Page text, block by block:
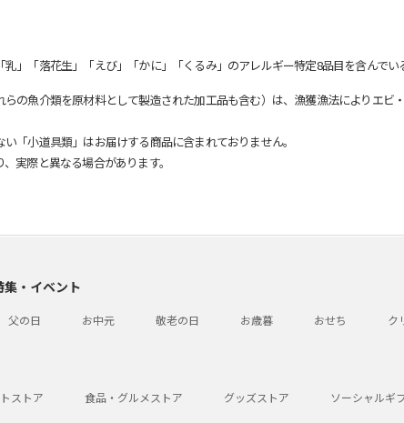
」「落花生」「えび」「かに」「くるみ」のアレルギー特定8品目を含んでい
の魚介類を原材料として製造された加工品も含む）は、漁獲漁法によりエビ
「小道具類」はお届けする商品に含まれておりません。
実際と異なる場合があります。
・イベント
父の日 お中元 敬老の日 お歳暮 おせち ク
ストア 食品・グルメストア グッズストア ソーシャルギ